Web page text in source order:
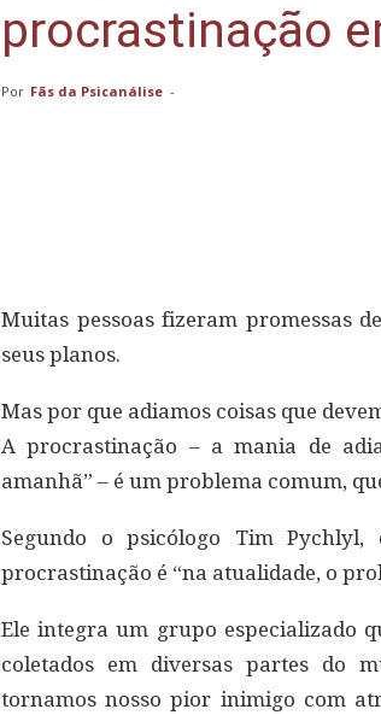
procrastinação
Por Fãs da Psicanálise -
Muitas pessoas fizeram promessas
seus planos.
Mas por que adiamos coisas que
A procrastinação – a mania de
amanhã” – é um problema comum,
Segundo o psicólogo Tim
procrastinação é “na atualidade, o
Ele integra um grupo especializado
coletados em diversas partes do
tornamos nosso pior inimigo com